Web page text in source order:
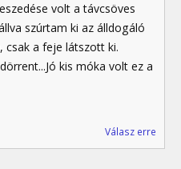
volt a távcsöves
szúrtam ki az álldogáló
csak a feje látszott ki.
kis móka volt ez a
Válasz erre